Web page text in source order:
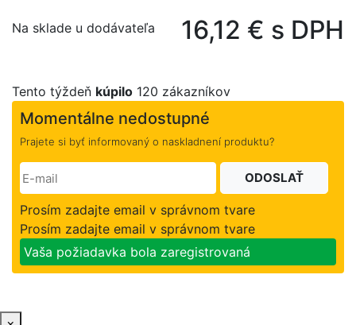
Na sklade u dodávateľa 16,12 € s DPH
Tento týždeň kúpilo 120 zákazníkov
Momentálne nedostupné
Prajete si byť informovaný o naskladnení produktu?
ODOSLAŤ
Prosím zadajte email v správnom tvare
Prosím zadajte email v správnom tvare
Vaša požiadavka bola zaregistrovaná